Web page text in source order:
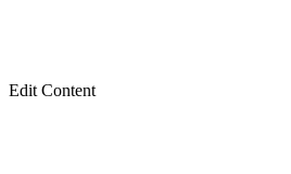
Edit Content